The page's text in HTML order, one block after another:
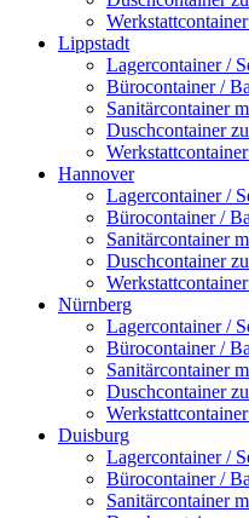
Lippstadt
Lagercontainer /
Bürocontainer /
Sanitärcontainer
Duschcontainer
Hannover
Lagercontainer /
Bürocontainer /
Sanitärcontainer
Duschcontainer
Nürnberg
Lagercontainer /
Bürocontainer /
Sanitärcontainer
Duschcontainer
Duisburg
Lagercontainer /
Bürocontainer /
Sanitärcontainer